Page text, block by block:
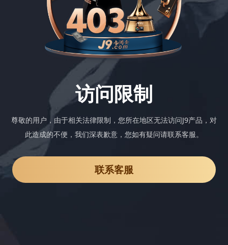
访问限制
尊敬的用户，由于相关法律限制，您所在地区无法访问J9产品，对
此造成的不便，我们深表歉意，您如有疑问请联系客服。
联系客服